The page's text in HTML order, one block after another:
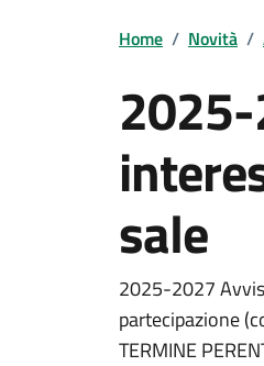
Home / Novità /
sale
2025-2027
partecipazione
TERMINE